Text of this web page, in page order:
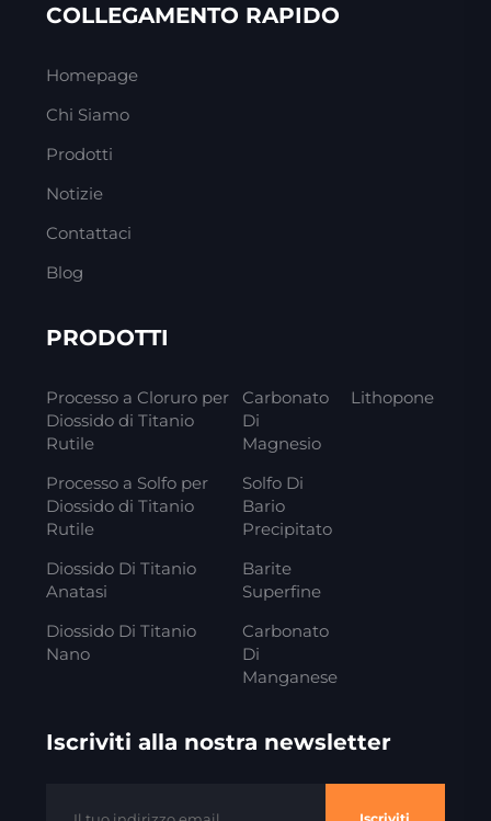
COLLEGAMENTO RAPIDO
Homepage
Chi Siamo
Prodotti
Notizie
Contattaci
Blog
PRODOTTI
Processo a Cloruro per
Diossido di Titanio
Rutile
Processo a Solfo per
Diossido di Titanio
Rutile
Diossido Di Titanio
Anatasi
Diossido Di Titanio
Nano
Carbonato
Di
Magnesio
Solfo Di
Bario
Precipitato
Barite
Superfine
Carbonato
Di
Manganese
Lithopone
Iscriviti alla nostra newsletter